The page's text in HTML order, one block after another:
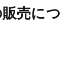
売につ